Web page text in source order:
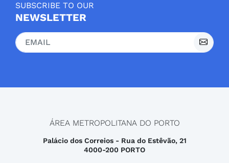
SUBSCRIBE TO OUR
NEWSLETTER
ÁREA METROPOLITANA DO PORTO
Palácio dos Correios - Rua do Estêvão, 21
4000-200 PORTO